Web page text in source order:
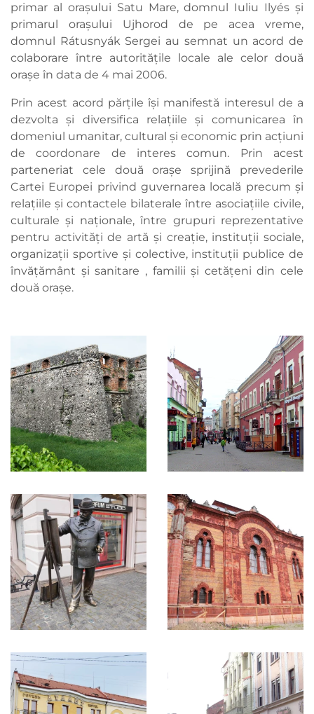
primar al orașului Satu Mare, domnul Iuliu Ilyés și
primarul orașului Ujhorod de pe acea vreme,
domnul Rátusnyák Sergei au semnat un acord de
colaborare între autoritățile locale ale celor două
orașe în data de 4 mai 2006.
Prin acest acord părțile își manifestă interesul de a
dezvolta și diversifica relațiile și comunicarea în
domeniul umanitar, cultural și economic prin acțiuni
de coordonare de interes comun. Prin acest
parteneriat cele două orașe sprijină prevederile
Cartei Europei privind guvernarea locală precum și
relațiile și contactele bilaterale între asociațiile civile,
culturale și naționale, între grupuri reprezentative
pentru activități de artă și creație, instituții sociale,
organizații sportive și colective, instituții publice de
învățământ și sanitare , familii și cetățeni din cele
două orașe.